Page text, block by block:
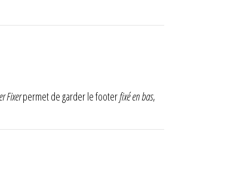
Fixerpermet de garder le footerfixé en bas,